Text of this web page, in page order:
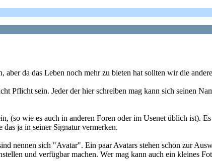
da das Leben noch mehr zu bieten hat sollten wir die
Pflicht sein. Jeder der hier schreiben mag kann sich seinen
(so wie es auch in anderen Foren oder im Usenet üblich ist).
ja in seiner Signatur vermerken.
nennen sich "Avatar". Ein paar Avatars stehen schon zur
und verfügbar machen. Wer mag kann auch ein kleines